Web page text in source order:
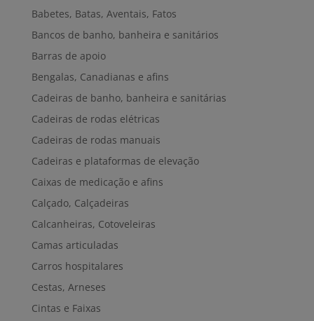
Babetes, Batas, Aventais, Fatos
Bancos de banho, banheira e sanitários
Barras de apoio
Bengalas, Canadianas e afins
Cadeiras de banho, banheira e sanitárias
Cadeiras de rodas elétricas
Cadeiras de rodas manuais
Cadeiras e plataformas de elevação
Caixas de medicação e afins
Calçado, Calçadeiras
Calcanheiras, Cotoveleiras
Camas articuladas
Carros hospitalares
Cestas, Arneses
Cintas e Faixas